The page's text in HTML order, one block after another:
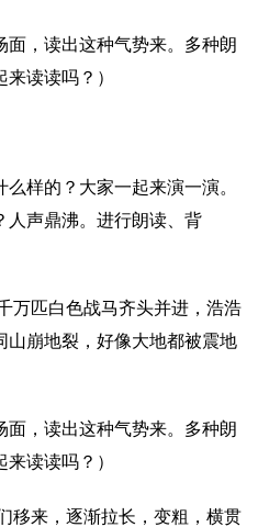
，读出这种气势来。多种朗
读读吗？）
样的？大家一起来演一演。
人声鼎沸。进行朗读、背
匹白色战马齐头并进，浩浩
山崩地裂，好像大地都被震地
，读出这种气势来。多种朗
读读吗？）
来，逐渐拉长，变粗，横贯